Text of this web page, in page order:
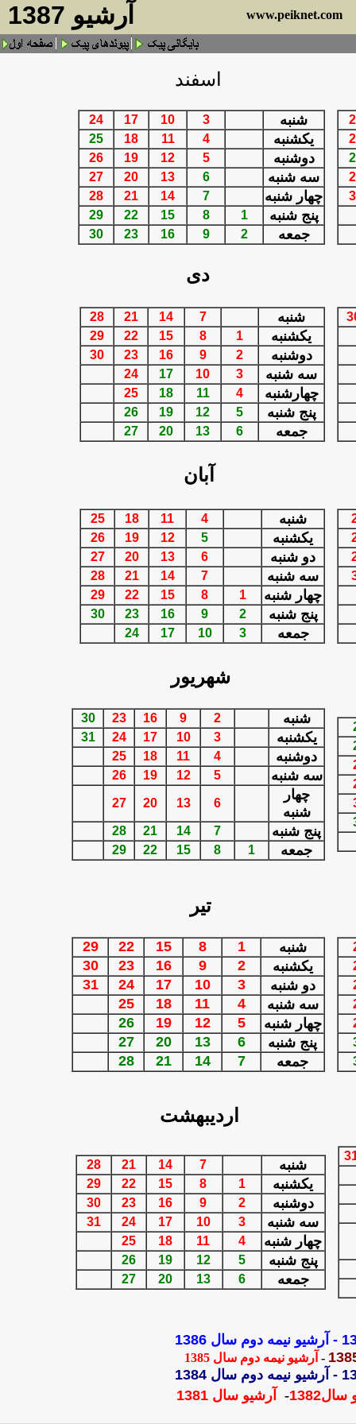
آرشيو 1387 www.peiknet.com
اسفند
24 17 10 3 شنبه
25 18 11 4 يكشنبه
26 19 12 5 دوشنبه
27 20 13 6 سه شنبه
28 21 14 7 چهار شنبه
29 22 15 8 1 پنج شنبه
30 23 16 9 2 جمعه
دی
28 21 14 7 شنبه
29 22 15 8 1 يكشنبه
30 23 16 9 2 دوشنبه
24 17 10 3 سه شنبه
25 18 11 4 چهارشنبه
26 19 12 5 پنج شنبه
27 20 13 6 جمعه
آبان
25 18 11 4 شنبه
26 19 12 5 يكشنبه
27 20 13 6 دو شنبه
28 21 14 7 سه شنبه
29 22 15 8 1 چهار شنبه
30 23 16 9 2 پنج شنبه
24 17 10 3 جمعه
شهريور
30 23 16 9 2 شنبه
31 24 17 10 3 يكشنبه
25 18 11 4 دوشنبه
26 19 12 5 سه شنبه
27 20 13 6
چهار
شنبه
28 21 14 7 پنج شنبه
29 22 15 8 1 جمعه
تير
29 22 15 8 1
شنبه
30
23 16 9 2
يكشنبه
31
24 17 10 3
دو شنبه
25
18 11 4
سه شنبه
26
19 12 5
چهار شنبه
27
20 13 6
پنج شنبه
28
21 14 7 جمعه
ارديبهشت
28 21 14 7 شنبه
29 22 15 8 1 يكشنبه
30 23 16 9 2 دوشنبه
31 24 17 10 3 سه شنبه
25 18 11 4 چهار شنبه
26 19 12 5 پنج شنبه
27 20 13 6 جمعه
- آرشيو نيمه دوم سال 1386
- آرشيو نيمه دوم سال 1385
- رشيو نيمه دوم سال 1384
سال1382
- آرشيو سال 1381